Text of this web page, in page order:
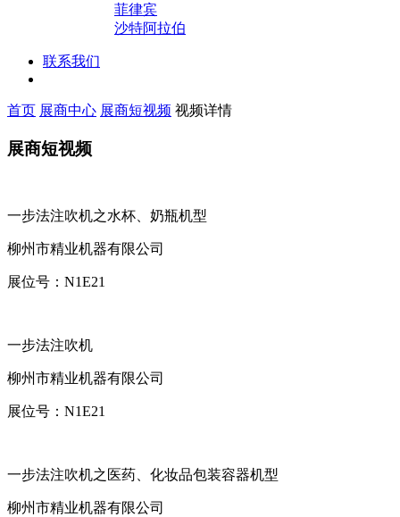
菲律宾
沙特阿拉伯
联系我们
首页 展商中心 展商短视频 视频详情
展商短视频
一步法注吹机之水杯、奶瓶机型
柳州市精业机器有限公司
展位号： N1E21
一步法注吹机
柳州市精业机器有限公司
展位号： N1E21
一步法注吹机之医药、化妆品包装容器机型
柳州市精业机器有限公司